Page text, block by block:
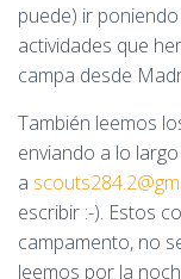
puede) ir
actividades que
campa desde
También leemos
enviando a lo
a
escribir :-). Estos
campamento, no
leemos por la